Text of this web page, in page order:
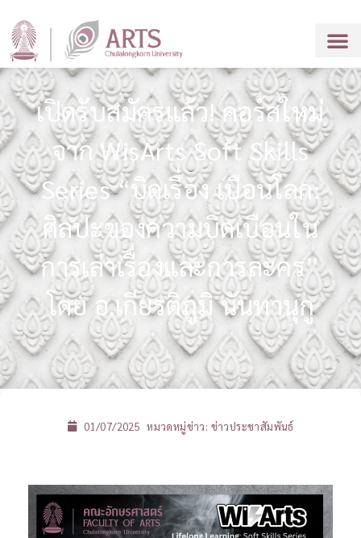
เปิดรับสมัครแล้ว! คอร์สใหม่
จาก WisArts Soft Skills
Series “บิดเรื่อง เบือนโลก:
ศิลปะของความบิดเบือนใน
การเล่าเรื่องและการละคร”
โดย อ.เกียรติภูมิ นันทานุกู
01/07/2025 หมวดหมู่ข่าว: ข่าวประชาสัมพันธ์